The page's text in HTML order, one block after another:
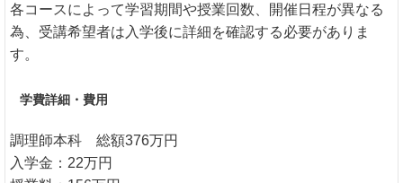
各コースによって学習期間や授業回数、開催日程が異なる
為、受講希望者は入学後に詳細を確認する必要がありま
す。
学費詳細・費用
調理師本科 総額376万円
入学金：22万円